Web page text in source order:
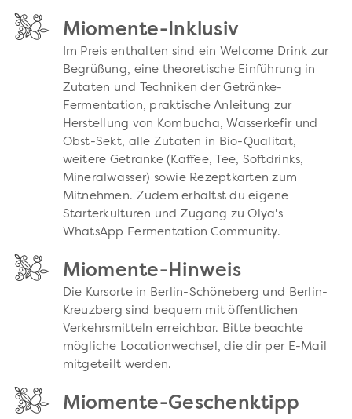
Miomente-Inklusiv
Im Preis enthalten sind ein Welcome Drink zur
Begrüßung, eine theoretische Einführung in
Zutaten und Techniken der Getränke-
Fermentation, praktische Anleitung zur
Herstellung von Kombucha, Wasserkefir und
Obst-Sekt, alle Zutaten in Bio-Qualität,
weitere Getränke (Kaffee, Tee, Softdrinks,
Mineralwasser) sowie Rezeptkarten zum
Mitnehmen. Zudem erhältst du eigene
Starterkulturen und Zugang zu Olya's
WhatsApp Fermentation Community.
Miomente-Hinweis
Die Kursorte in Berlin-Schöneberg und Berlin-
Kreuzberg sind bequem mit öffentlichen
Verkehrsmitteln erreichbar. Bitte beachte
mögliche Locationwechsel, die dir per E-Mail
mitgeteilt werden.
Miomente-Geschenktipp